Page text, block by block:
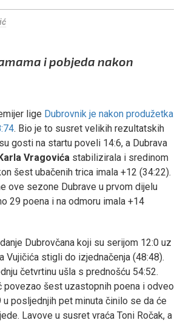
i pobjeda nakon
lige Dubrovnik je nakon produžetka
. Bio je to susret velikih rezultatskih
gosti na startu poveli 14:6, a Dubrava
Vragovića stabilizirala i sredinom
šest ubačenih trica imala +12 (34:22).
ove sezone Dubrave u prvom dijelu
29 poena i na odmoru imala +14
Dubrovčana koji su serijom 12:0 uz
Vujičića stigli do izjednačenja (48:48).
četvrtinu ušla s prednošću 54:52.
povezao šest uzastopnih poena i odveo
u posljednjih pet minuta činilo se da će
Lavove u susret vraća Toni Ročak, a